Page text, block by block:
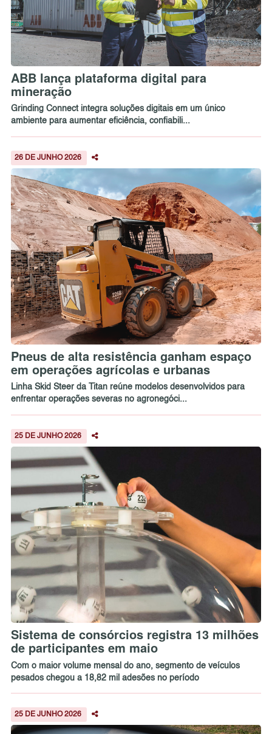
ABB lança plataforma digital para
mineração
Grinding Connect integra soluções digitais em um único
ambiente para aumentar eficiência, confiabili...
26 DE JUNHO 2026
Pneus de alta resistência ganham espaço
em operações agrícolas e urbanas
Linha Skid Steer da Titan reúne modelos desenvolvidos para
enfrentar operações severas no agronegóci...
25 DE JUNHO 2026
Sistema de consórcios registra 13 milhões
de participantes em maio
Com o maior volume mensal do ano, segmento de veículos
pesados chegou a 18,82 mil adesões no período
25 DE JUNHO 2026